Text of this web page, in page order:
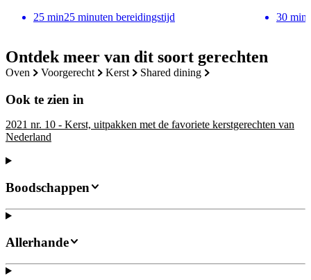
Ontdek meer van dit soort gerechten
oven voorgerecht kerst shared dining
Ook te zien in
2021 nr. 10 - Kerst, uitpakken met de favoriete kerstgerechten van
Nederland
25 min25 minuten bereidingstijd
30 min
Boodschappen
Allerhande